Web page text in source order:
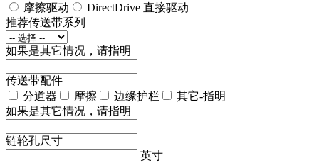
摩擦驱动
DirectDrive 直接驱动
推荐传送带系列
如果是其它情况，请指明
传送带配件
分道器
摩擦 边缘护栏
其它-指明
如果是其它情况，请指明
链轮孔尺寸
英寸